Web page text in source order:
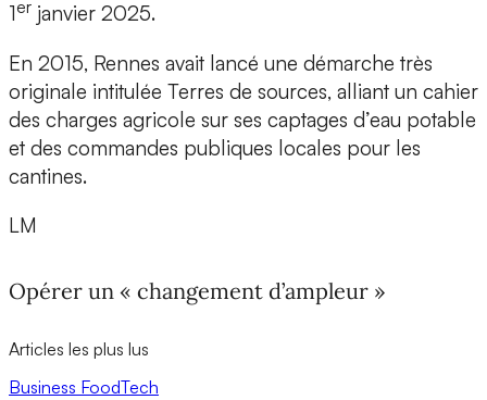
1er janvier 2025.
En 2015, Rennes avait lancé une démarche très
originale intitulée Terres de sources, alliant un cahier
des charges agricole sur ses captages d’eau potable
et des commandes publiques locales pour les
cantines.
LM
Opérer un « changement d’ampleur »
Articles les plus lus
Business FoodTech